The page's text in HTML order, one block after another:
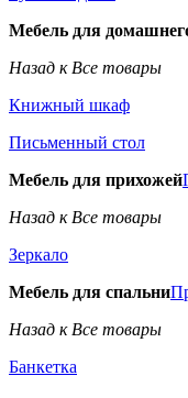
Мебель для
Назад к Все товары
Книжный шкаф
Письменный стол
Мебель для прихожей
Назад к Все товары
Зеркало
Мебель для спальни
Назад к Все товары
Банкетка